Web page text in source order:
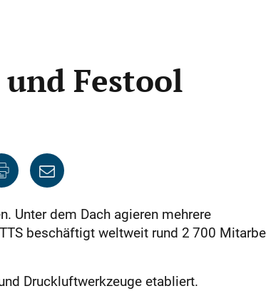
Festool
Unter dem Dach agieren mehrere
beschäftigt weltweit rund 2 700
Druckluftwerkzeuge etabliert.